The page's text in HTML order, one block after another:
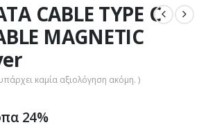
CABLE TYPE C
MAGNETIC
καμία αξιολόγηση ακόμη. )
24%